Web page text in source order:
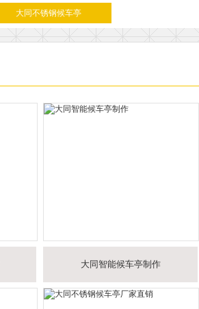
大同不锈钢候车亭
大同智能候车亭制作